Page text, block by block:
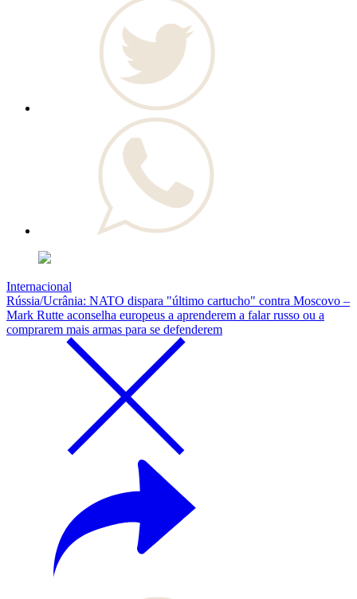
Internacional
Rússia/Ucrânia: NATO dispara "último cartucho" contra Moscovo –
Mark Rutte aconselha europeus a aprenderem a falar russo ou a
comprarem mais armas para se defenderem